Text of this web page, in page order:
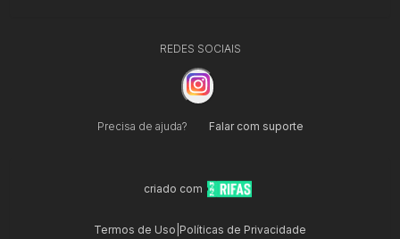
REDES SOCIAIS
Precisa de ajuda? Falar com suporte
criado com
Termos de Uso Políticas de Privacidade